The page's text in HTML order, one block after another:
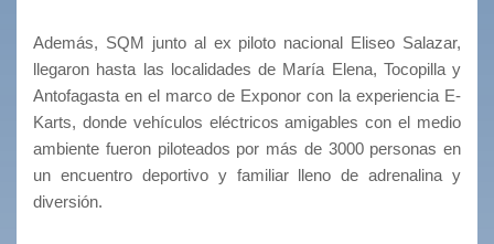
Además, SQM junto al ex piloto nacional Eliseo Salazar,
llegaron hasta las localidades de María Elena, Tocopilla y
Antofagasta en el marco de Exponor con la experiencia E-
Karts, donde vehículos eléctricos amigables con el medio
ambiente fueron piloteados por más de 3000 personas en
un encuentro deportivo y familiar lleno de adrenalina y
diversión.